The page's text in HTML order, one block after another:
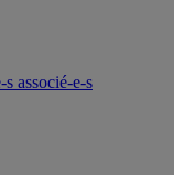
associé-e-s